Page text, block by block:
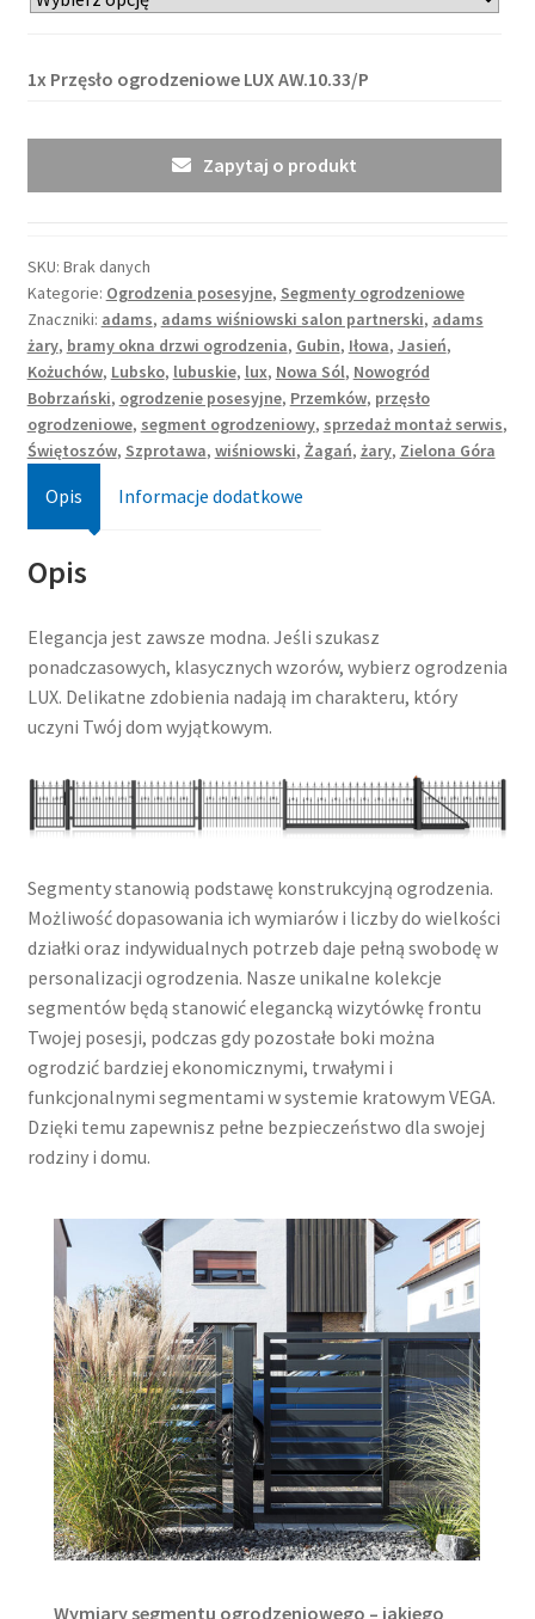
1x Przęsło ogrodzeniowe LUX AW.10.33/P
Zapytaj o produkt
SKU: Brak danych
Kategorie: Ogrodzenia posesyjne, Segmenty ogrodzeniowe
Znaczniki: adams, adams wiśniowski salon partnerski, adams
żary, bramy okna drzwi ogrodzenia, Gubin, Iłowa, Jasień,
Kożuchów, Lubsko, lubuskie, lux, Nowa Sól, Nowogród
Bobrzański, ogrodzenie posesyjne, Przemków, przęsło
ogrodzeniowe, segment ogrodzeniowy, sprzedaż montaż serwis,
Świętoszów, Szprotawa, wiśniowski, Żagań, żary, Zielona Góra
Opis Informacje dodatkowe
Opis
Elegancja jest zawsze modna. Jeśli szukasz
ponadczasowych, klasycznych wzorów, wybierz ogrodzenia
LUX. Delikatne zdobienia nadają im charakteru, który
uczyni Twój dom wyjątkowym.
Segmenty stanowią podstawę konstrukcyjną ogrodzenia.
Możliwość dopasowania ich wymiarów i liczby do wielkości
działki oraz indywidualnych potrzeb daje pełną swobodę w
personalizacji ogrodzenia. Nasze unikalne kolekcje
segmentów będą stanowić elegancką wizytówkę frontu
Twojej posesji, podczas gdy pozostałe boki można
ogrodzić bardziej ekonomicznymi, trwałymi i
funkcjonalnymi segmentami w systemie kratowym VEGA.
Dzięki temu zapewnisz pełne bezpieczeństwo dla swojej
rodziny i domu.
Wymiary segmentu ogrodzeniowego – jakiego